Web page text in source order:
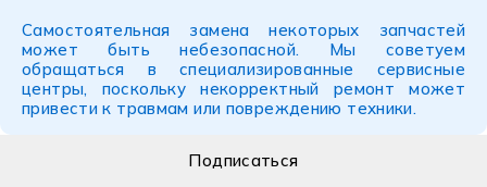
Самостоятельная замена некоторых запчастей
может быть небезопасной. Мы советуем
обращаться в специализированные сервисные
центры, поскольку некорректный ремонт может
привести к травмам или повреждению техники.